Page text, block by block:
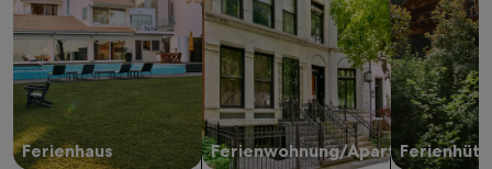
Ferienhaus Ferienwohnung/Apartment